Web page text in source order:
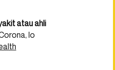
atau ahli
lo